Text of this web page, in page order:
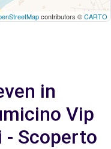
contributors ©CARTO
in
Vip
- Scoperto